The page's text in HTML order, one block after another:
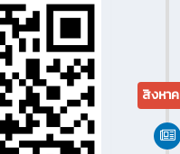
สิงหา